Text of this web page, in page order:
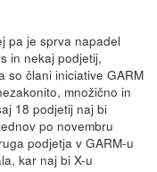
pa je sprva napadel
in nekaj podjetij,
so člani iniciative GARM
množično in
18 podjetij naj bi
po novembru
podjetja v GARM-u
kar naj bi X-u